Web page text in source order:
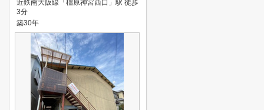
近鉄南大阪線「橿原神宮西口」駅 徒歩
3分
築30年